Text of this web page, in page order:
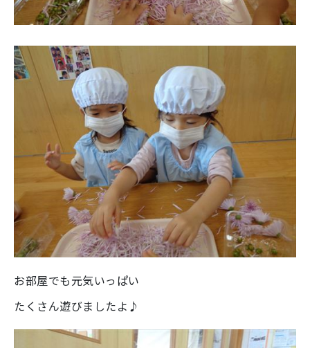
お部屋でも元気いっぱい
たくさん遊びましたよ♪